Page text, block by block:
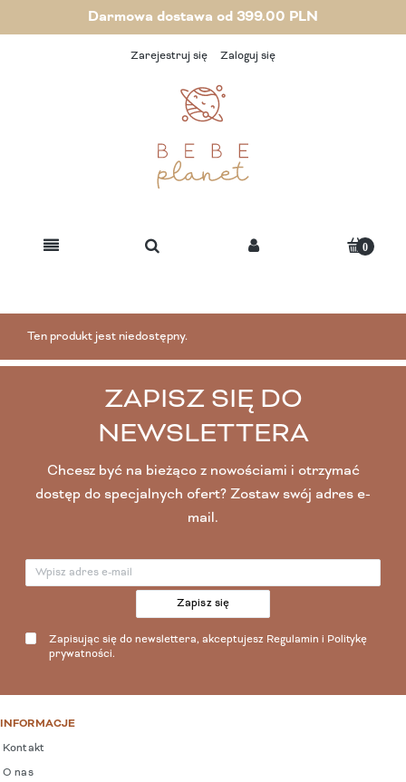
Darmowa dostawa od 399.00 PLN
Zarejestruj się Zaloguj się
Ten produkt jest niedostępny.
ZAPISZ SIĘ DO
NEWSLETTERA
Chcesz być na bieżąco z nowościami i otrzymać
dostęp do specjalnych ofert? Zostaw swój adres e-
mail.
Zapisz się
Zapisując się do newslettera, akceptujesz Regulamin i Politykę
prywatności.
INFORMACJE
Kontakt
O nas